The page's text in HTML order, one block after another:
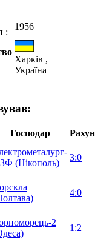
:
1956
Харків ,
Україна
Господар
(Нікополь)
3:0
4:0
2
1:2